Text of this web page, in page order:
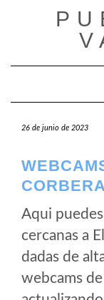
26 de junio de 2023
Aqui
cercanas a
dadas de
webcams